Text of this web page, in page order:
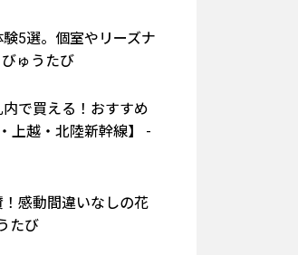
5選。個室やリーズナ
ゅうたび
で買える！おすすめ
上越・北陸新幹線】 -
感動間違いなしの花
たび